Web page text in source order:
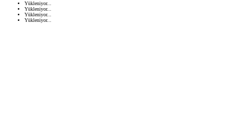
Yükleniyor...
Yükleniyor...
Yükleniyor...
Yükleniyor...